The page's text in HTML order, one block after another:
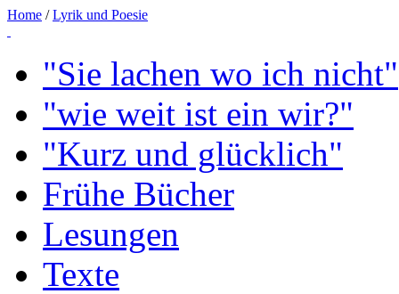
Home /Lyrik und Poesie
"Sie lachen wo ich nicht"
"wie weit ist ein wir?"
"Kurz und glücklich"
Frühe Bücher
Lesungen
Texte